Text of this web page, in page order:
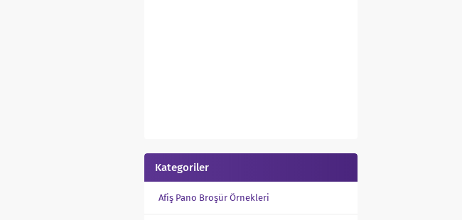
Kategoriler
Afiş Pano Broşür Örnekleri